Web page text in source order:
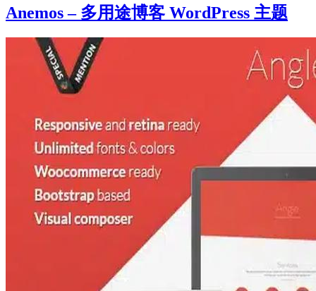
Anemos – 多用途博客 WordPress 主题